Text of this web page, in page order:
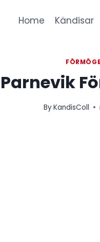
Home Kändisar
ByKandisColl